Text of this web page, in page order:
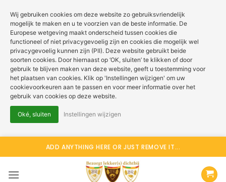
naar
ADD ANYTHING HERE OR JUST REMOVE IT...
Wij gebruiken cookies om deze website zo gebruiksvriendelijk
mogelijk te maken en u te voorzien van de beste informatie. De
Europese wetgeving maakt onderscheid tussen cookies die
functioneel of niet privacygevoelig zijn en cookies die mogelijk wel
privacygevoelig kunnen zijn (PII). Deze website gebruikt beide
soorten cookies. Door hiernaast op ‘OK, sluiten’ te klikken of door
gebruik te blijven maken van deze website, geeft u toestemming voor
het plaatsen van cookies. Klik op 'Instellingen wijzigen' om uw
cookievoorkeuren aan te passen en voor meer informatie over het
gebruik van cookies op deze website.
Oké, sluiten Instellingen wijzigen